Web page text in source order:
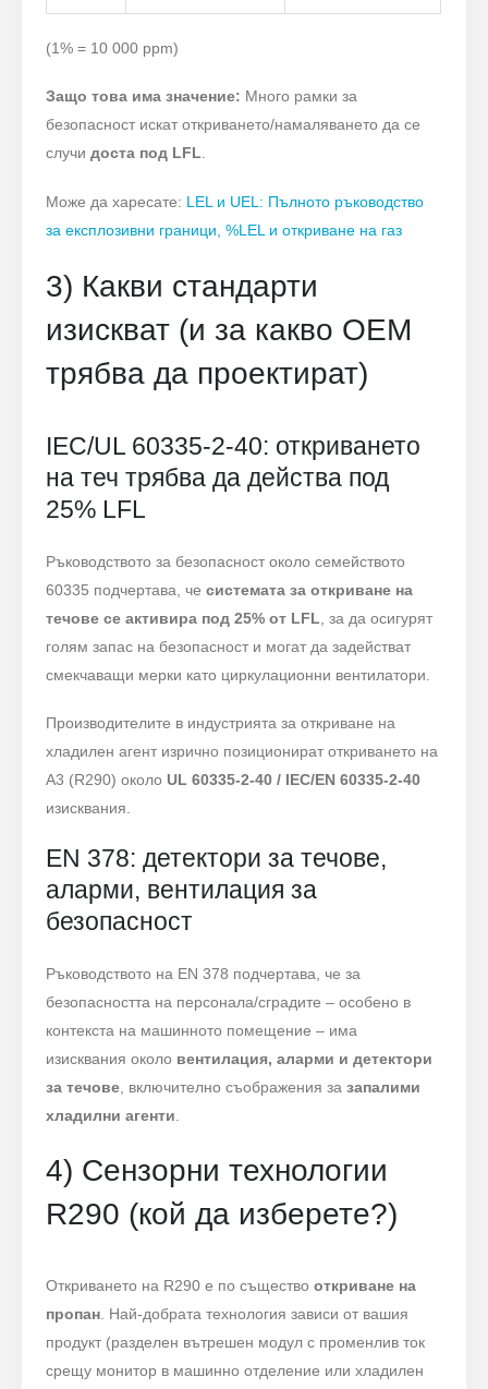
(1% = 10 000 ppm)
Защо това има значение: Много рамки за
безопасност искат откриването/намаляването да се
случидоста под LFL.
Може да харесате: LEL и UEL: Пълното ръководство
за експлозивни граници, %LEL и откриване на газ
3) Какви стандарти
изискват (и за какво OEM
трябва да проектират)
IEC/UL 60335-2-40: откриването
на теч трябва да действа под
25% LFL
Ръководството за безопасност около семейството
60335 подчертава, чесистемата за откриване на
течове се активира под 25% от LFL , за да осигурят
голям запас на безопасност и могат да задействат
смекчаващи мерки като циркулационни вентилатори.
Производителите в индустрията за откриване на
хладилен агент изрично позиционират откриването на
A3 (R290) около UL 60335-2-40 / IEC/EN 60335-2-40
изисквания.
EN 378: детектори за течове,
аларми, вентилация за
безопасност
Ръководството на EN 378 подчертава, че за
безопасността на персонала/сградите – особено в
контекста на машинното помещение – има
изисквания около вентилация, аларми и детектори
за течове , включително съображения зазапалими
хладилни агенти
4) Сензорни технологии
R290 (кой да изберете?)
Откриването на R290 е по съществооткриване на
пропан. Най-добрата технология зависи от вашия
продукт (разделен вътрешен модул с променлив ток
срещу монитор в машинно отделение или хладилен